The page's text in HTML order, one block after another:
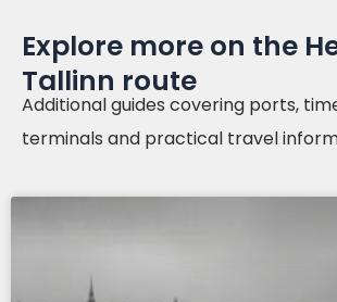
Explore more on the
Tallinn route
Additional guides covering ports,
terminals and practical travel